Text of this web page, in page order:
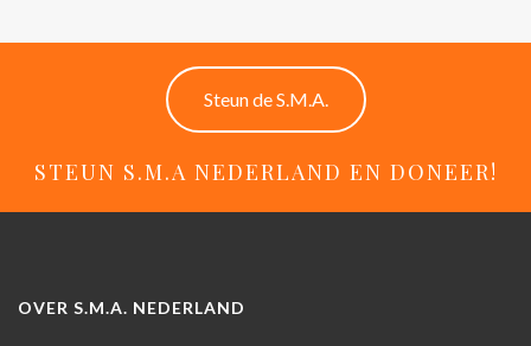
Steun de S.M.A.
STEUN S.M.A NEDERLAND EN DONEER!
OVER S.M.A. NEDERLAND